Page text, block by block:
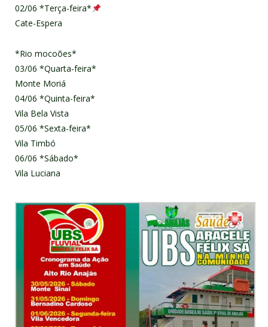
02/06 *Terça-feira*
Cate-Espera
*Rio mocoões*
03/06 *Quarta-feira*
Monte Moriá
04/06 *Quinta-feira*
Vila Bela Vista
05/06 *Sexta-feira*
Vila Timbó
06/06 *Sábado*
Vila Luciana